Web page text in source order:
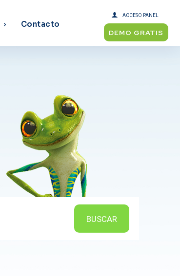
Contacto
ACCESO PANEL
DEMO GRATIS
BUSCAR